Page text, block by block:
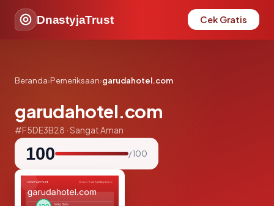
DnastyjaTrust Cek Gratis
Beranda›Pemeriksaan›garudahotel.com
garudahotel.com
#F5DE3B28 · Sangat Aman
100 / 100